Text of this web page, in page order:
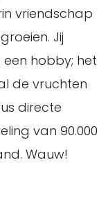
vriendschap
Jij
hobby; het
de vruchten
directe
van 90.000
Wauw!